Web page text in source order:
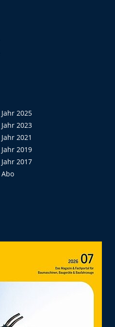
Jahr 2025
Jahr 2023
Jahr 2021
Jahr 2019
Jahr 2017
Abo